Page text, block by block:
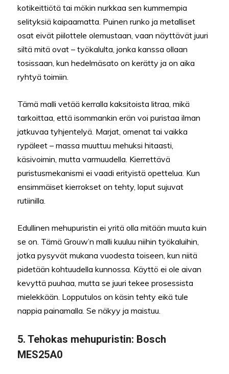
kotikeittiötä tai mökin nurkkaa sen kummempia
selityksiä kaipaamatta. Puinen runko ja metalliset
osat eivät piilottele olemustaan, vaan näyttävät juuri
siltä mitä ovat – työkalulta, jonka kanssa ollaan
tosissaan, kun hedelmäsato on kerätty ja on aika
ryhtyä toimiin.
Tämä malli vetää kerralla kaksitoista litraa, mikä
tarkoittaa, että isommankin erän voi puristaa ilman
jatkuvaa tyhjentelyä. Marjat, omenat tai vaikka
rypäleet – massa muuttuu mehuksi hitaasti,
käsivoimin, mutta varmuudella. Kierrettävä
puristusmekanismi ei vaadi erityistä opettelua. Kun
ensimmäiset kierrokset on tehty, loput sujuvat
rutiinilla.
Edullinen mehupuristin ei yritä olla mitään muuta kuin
se on. Tämä Grouw’n malli kuuluu niihin työkaluihin,
jotka pysyvät mukana vuodesta toiseen, kun niitä
pidetään kohtuudella kunnossa. Käyttö ei ole aivan
kevyttä puuhaa, mutta se juuri tekee prosessista
mielekkään. Lopputulos on käsin tehty eikä tule
nappia painamalla. Se näkyy ja maistuu.
5. Tehokas mehupuristin: Bosch
MES25A0